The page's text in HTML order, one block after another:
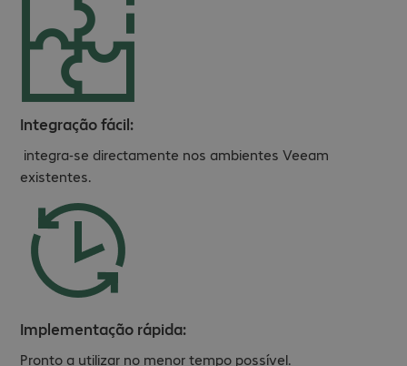
Integração fácil:
integra-se directamente nos ambientes Veeam
existentes.
Implementação rápida:
Pronto a utilizar no menor tempo possível.